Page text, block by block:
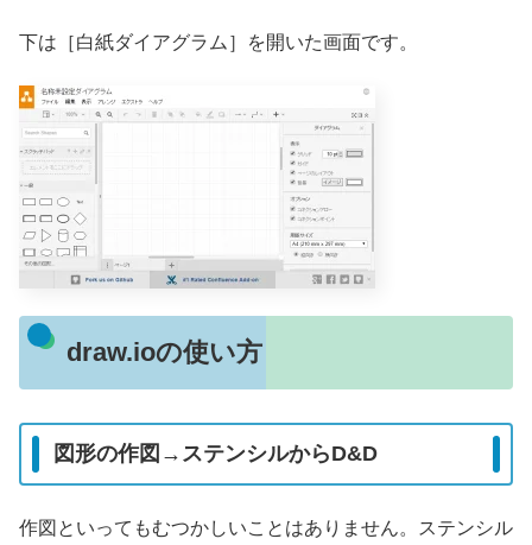
下は［白紙ダイアグラム］を開いた画面です。
draw.ioの使い方
図形の作図→ステンシルからD&D
作図といってもむつかしいことはありません。ステンシル